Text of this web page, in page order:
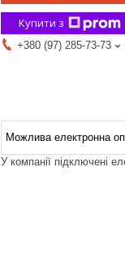
Купити з
+380 (97) 285-73-73
У компанії підключені